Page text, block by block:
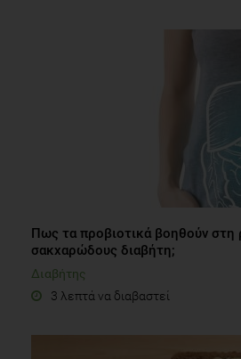
Πως τα προβιοτικά βοηθούν στη
σακχαρώδους διαβήτη;
Διαβήτης
3 λεπτά να διαβαστεί